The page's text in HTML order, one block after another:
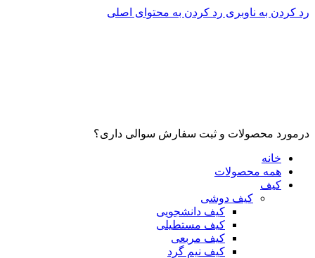
رد کردن به ناوبری رد کردن به محتوای اصلی
درمورد محصولات و ثبت سفارش سوالی داری؟
خانه
همه محصولات
کیف
کیف دوشی
کیف دانشجویی
کیف مستطیلی
کیف مربعی
کیف نیم گرد